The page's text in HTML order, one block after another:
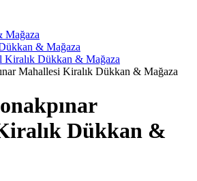
Mağaza
& Mağaza
Kiralık Dükkan & Mağaza
Mahallesi Kiralık Dükkan & Mağaza
Dükkan &